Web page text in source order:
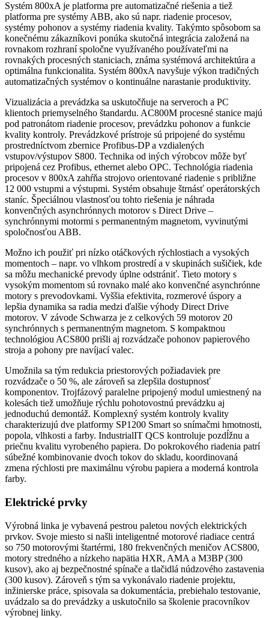
Systém 800xA je platforma pre automatizačné riešenia a tiež
platforma pre systémy ABB, ako sú napr. riadenie procesov,
systémy pohonov a systémy riadenia kvality. Takýmto spôsobom sa
konečnému zákazníkovi ponúka skutočná integrácia založená na
rovnakom rozhraní spoločne využívaného používateľmi na
rovnakých procesných staniciach, známa systémová architektúra a
optimálna funkcionalita. Systém 800xA navyšuje výkon tradičných
automatizačných systémov o kontinuálne narastanie produktivity.
Vizualizácia a prevádzka sa uskutočňuje na serveroch a PC
klientoch priemyselného štandardu. AC800M procesné stanice majú
pod patronátom riadenie procesov, prevádzku pohonov a funkcie
kvality kontroly. Prevádzkové prístroje sú pripojené do systému
prostredníctvom zbernice Profibus-DP a vzdialených
vstupov/výstupov S800. Technika od iných výrobcov môže byť
pripojená cez Profibus, ethernet alebo OPC. Technológia riadenia
procesov v 800xA zahŕňa strojovo orientované riadenie s približne
12 000 vstupmi a výstupmi. Systém obsahuje štrnásť operátorských
staníc. Špeciálnou vlastnosťou tohto riešenia je náhrada
konvenčných asynchrónnych motorov s Direct Drive –
synchrónnymi motormi s permanentným magnetom, vyvinutými
spoločnosťou ABB.
Možno ich použiť pri nízko otáčkových rýchlostiach a vysokých
momentoch – napr. vo vlhkom prostredí a v skupinách sušičiek, kde
sa môžu mechanické prevody úplne odstrániť. Tieto motory s
vysokým momentom sú rovnako malé ako konvenčné asynchrónne
motory s prevodovkami. Vyššia efektivita, rozmerové úspory a
lepšia dynamika sa radia medzi ďalšie výhody Direct Drive
motorov. V závode Schwarza je z celkových 59 motorov 20
synchrónnych s permanentným magnetom. S kompaktnou
technológiou ACS800 prišli aj rozvádzače pohonov papierového
stroja a pohony pre navíjací valec.
Umožnila sa tým redukcia priestorových požiadaviek pre
rozvádzače o 50 %, ale zároveň sa zlepšila dostupnosť
komponentov. Trojfázový paralelne pripojený modul umiestnený na
kolesách tiež umožňuje rýchlu pohotovostnú prevádzku aj
jednoduchú demontáž. Komplexný systém kontroly kvality
charakterizujú dve platformy SP1200 Smart so snímačmi hmotnosti,
popola, vlhkosti a farby. IndustrialIT QCS kontroluje pozdĺžnu a
priečnu kvalitu vyrobeného papiera. Do pokrokového riadenia patrí
súbežné kombinovanie dvoch tokov do skladu, koordinovaná
zmena rýchlosti pre maximálnu výrobu papiera a moderná kontrola
farby.
Elektrické prvky
Výrobná linka je vybavená pestrou paletou nových elektrických
prvkov. Svoje miesto si našli inteligentné motorové riadiace centrá
so 750 motorovými štartérmi, 180 frekvenčných meničov ACS800,
motory stredného a nízkeho napätia HXR, AMA a M3BP (300
kusov), ako aj bezpečnostné spínače a tlačidlá núdzového zastavenia
(300 kusov). Zároveň s tým sa vykonávalo riadenie projektu,
inžinierske práce, spisovala sa dokumentácia, prebiehalo testovanie,
uvádzalo sa do prevádzky a uskutočnilo sa školenie pracovníkov
výrobnej linky.